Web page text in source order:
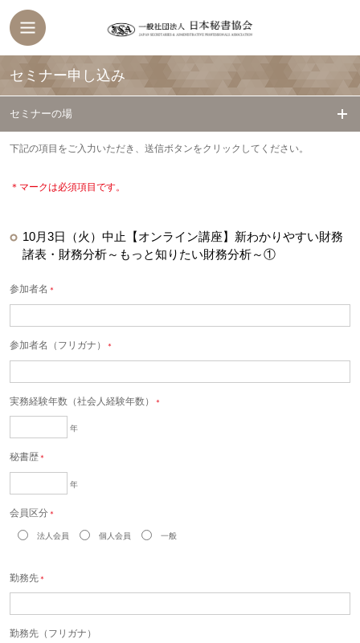
セミナー申し込み
セミナーの場
下記の項目をご入力いただき、送信ボタンをクリックしてください。
＊マークは必須項目です。
10月3日（火）中止【オンライン講座】新わかりやすい財務
諸表・財務分析～もっと知りたい財務分析～①
参加者名 ＊
参加者名（フリガナ） ＊
実務経験年数（社会人経験年数） ＊
年
秘書歴 ＊
年
会員区分 ＊
法人会員 個人会員 一般
勤務先 ＊
勤務先（フリガナ）